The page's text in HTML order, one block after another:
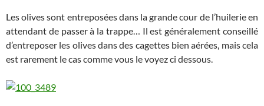
Les olives sont entreposées dans la grande cour de l’huilerie en
attendant de passer à la trappe… Il est généralement conseillé
d’entreposer les olives dans des cagettes bien aérées, mais cela
est rarement le cas comme vous le voyez ci dessous.